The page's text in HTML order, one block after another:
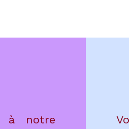
à notre